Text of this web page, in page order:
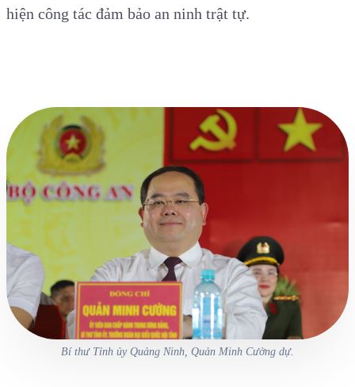
hiện công tác đảm bảo an ninh trật tự.
Bí thư Tỉnh ủy Quảng Ninh, Quản Minh Cường dự.